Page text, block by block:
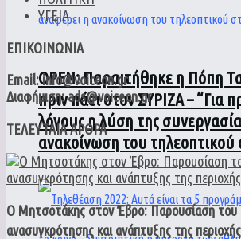
ΟPEN: Παραιτήθηκε η Πόπη
πριν πάει στον ΣΥΡΙΖΑ – “Για
λόγους η λύση της
ανακοίνωση του
ΥΓΕΙΑ
ΕΠΙΚΟΙΝΩΝΙΑ
Email: info@voiceon.gr
Διαφήμιση: ads@voiceon.gr
ΤΕΛΕΥΤΑΙΑ ΑΡΘΡΑ
Ο Μητσοτάκης στον Έβρο: Παρουσίαση του
ανασυγκρότησης και ανάπτυξης της